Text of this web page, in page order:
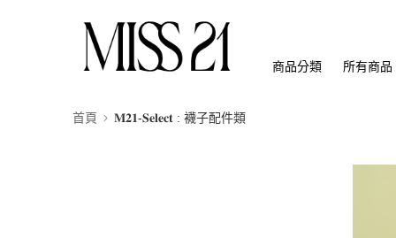
商品分類 所有商品
首頁 𝐌𝟐𝟏-𝐒𝐞𝐥𝐞𝐜𝐭 : 襪子配件類